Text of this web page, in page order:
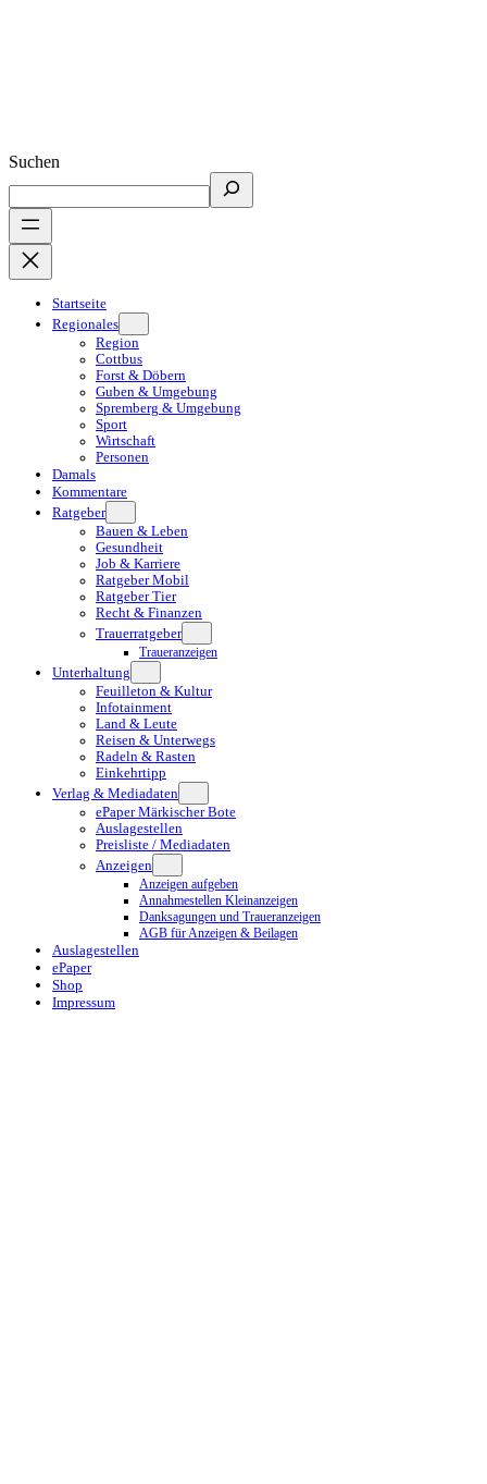
Suchen
Startseite
Regionales
Region
Cottbus
Forst & Döbern
Guben & Umgebung
Spremberg & Umgebung
Sport
Wirtschaft
Personen
Damals
Kommentare
Ratgeber
Bauen & Leben
Gesundheit
Job & Karriere
Ratgeber Mobil
Ratgeber Tier
Recht & Finanzen
Trauerratgeber
Traueranzeigen
Unterhaltung
Feuilleton & Kultur
Infotainment
Land & Leute
Reisen & Unterwegs
Radeln & Rasten
Einkehrtipp
Verlag & Mediadaten
ePaper Märkischer Bote
Auslagestellen
Preisliste / Mediadaten
Anzeigen
Anzeigen aufgeben
Annahmestellen Kleinanzeigen
Danksagungen und Traueranzeigen
AGB für Anzeigen & Beilagen
Auslagestellen
ePaper
Shop
Impressum